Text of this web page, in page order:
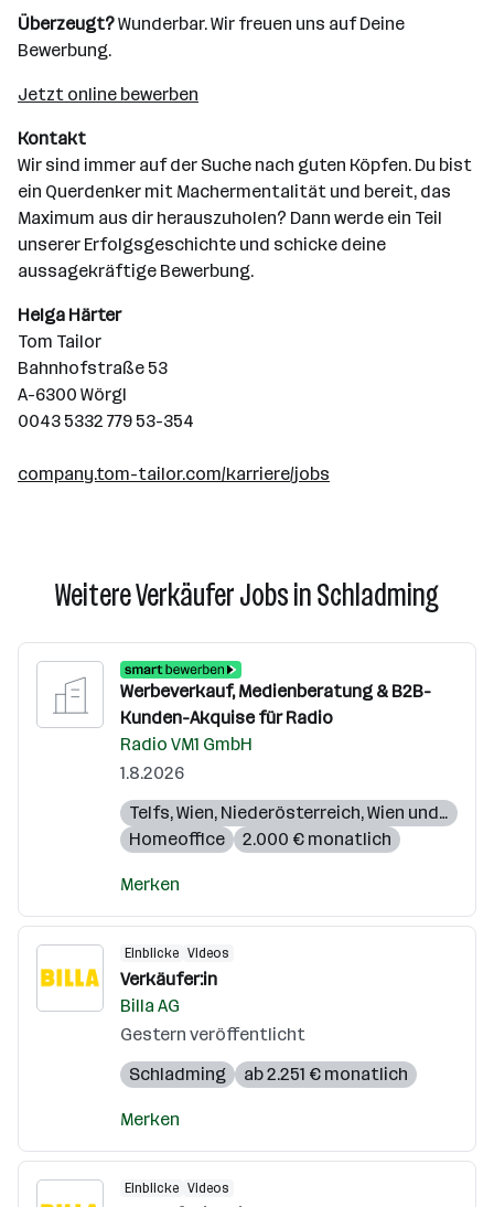
Überzeugt?Wunderbar. Wir freuen uns auf Deine
Bewerbung.
Jetzt online bewerben
Kontakt
Wir sind immer auf der Suche nach guten Köpfen. Du bist
ein Querdenker mit Machermentalität und bereit, das
Maximum aus dir herauszuholen? Dann werde ein Teil
unserer Erfolgsgeschichte und schicke deine
aussagekräftige Bewerbung.
Helga Härter
Tom Tailor
Bahnhofstraße 53
A-6300 Wörgl
0043 5332 779 53-354
company.tom-tailor.com/karriere/jobs
Weitere Verkäufer Jobs in Schladming
Werbeverkauf, Medienberatung & B2B-
Kunden-Akquise für Radio
Radio VM1 GmbH
1.8.2026
Telfs,Wien, Niederösterreich,Wien und Umgebung
Homeoffice
2.000 € monatlich
Merken
Einblicke Videos
Verkäufer:in
Billa AG
Gestern veröffentlicht
Schladming
ab 2.251 € monatlich
Merken
Einblicke Videos